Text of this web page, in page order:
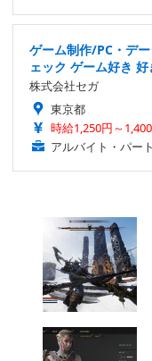
ゲーム制作/PC・デ
ェック ゲーム好き
株式会社セガ
東京都
時給1,250円～
アルバイト・パート